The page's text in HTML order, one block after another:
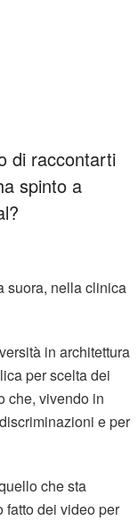
di raccontarti
spinto a
suora, nella clinica
in architettura
per scelta dei
che, vivendo in
e per
che sta
fatto dei video per